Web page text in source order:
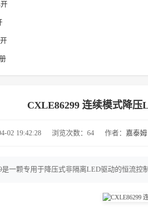
CXLE86299 连续模式降
02 19:42:28 浏览次数：64 作者： 嘉泰姆
是一颗专用于降压式非隔离LED驱动的恒流